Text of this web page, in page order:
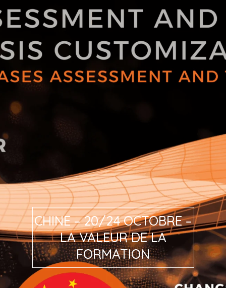
CHINE – 20/24 OCTOBRE –
LA VALEUR DE LA
FORMATION